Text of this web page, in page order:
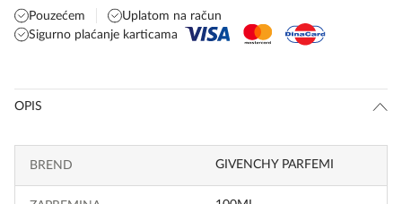
Pouzećem
Uplatom na račun
Sigurno plaćanje karticama
OPIS
BREND GIVENCHY PARFEMI